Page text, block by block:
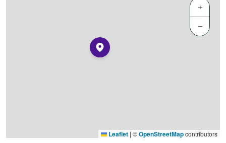
+
−
Leaflet | ©OpenStreetMapcontributors